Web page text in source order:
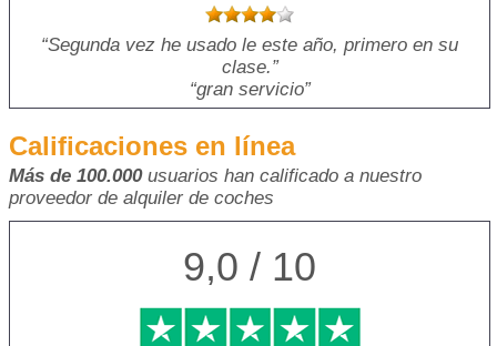
Segunda vez he usado le este año, primero en su
clase.
gran servicio
Calificaciones en línea
Más de 100.000usuarios han calificado a nuestro
proveedor de alquiler de coches
9,0 / 10